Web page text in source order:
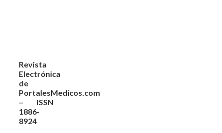
Revista
Electrónica
de
PortalesMedicos.com
– ISSN
1886-
8924